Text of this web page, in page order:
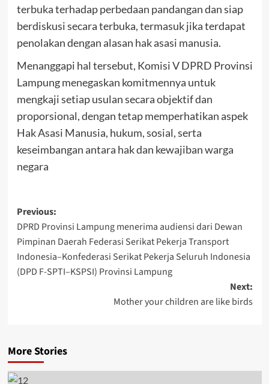
terbuka terhadap perbedaan pandangan dan siap
berdiskusi secara terbuka, termasuk jika terdapat
penolakan dengan alasan hak asasi manusia.
Menanggapi hal tersebut, Komisi V DPRD Provinsi
Lampung menegaskan komitmennya untuk
mengkaji setiap usulan secara objektif dan
proporsional, dengan tetap memperhatikan aspek
Hak Asasi Manusia, hukum, sosial, serta
keseimbangan antara hak dan kewajiban warga
negara
Post
navigation
Previous:
DPRD Provinsi Lampung menerima audiensi dari Dewan
Pimpinan Daerah Federasi Serikat Pekerja Transport
Indonesia–Konfederasi Serikat Pekerja Seluruh Indonesia
(DPD F-SPTI–KSPSI) Provinsi Lampung
Next:
Mother your children are like birds
More Stories